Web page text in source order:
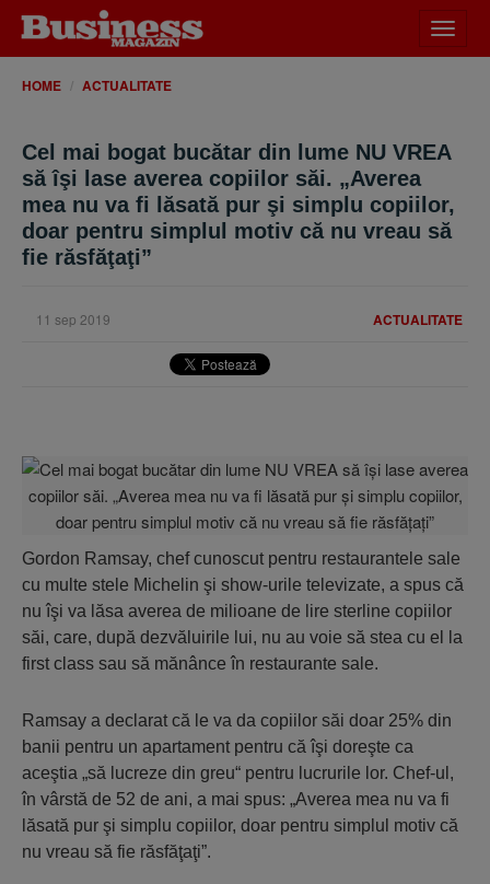
meniu
HOME ACTUALITATE
Cel mai bogat bucătar din lume NU VREA
să îşi lase averea copiilor săi. „Averea
mea nu va fi lăsată pur şi simplu copiilor,
doar pentru simplul motiv că nu vreau să
fie răsfăţaţi”
ACTUALITATE
11 sep 2019
Gordon Ramsay, chef cunoscut pentru restaurantele sale
cu multe stele Michelin şi show-urile televizate, a spus că
nu îşi va lăsa averea de milioane de lire sterline copiilor
săi, care, după dezvăluirile lui, nu au voie să stea cu el la
first class sau să mănânce în restaurante sale.
Ramsay a declarat că le va da copiilor săi doar 25% din
banii pentru un apartament pentru că îşi doreşte ca
aceştia „să lucreze din greu“ pentru lucrurile lor. Chef-ul,
în vârstă de 52 de ani, a mai spus: „Averea mea nu va fi
lăsată pur şi simplu copiilor, doar pentru simplul motiv că
nu vreau să fie răsfăţaţi”.